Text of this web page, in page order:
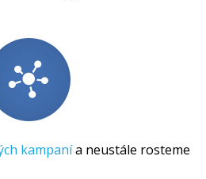
kampanía neustále rosteme